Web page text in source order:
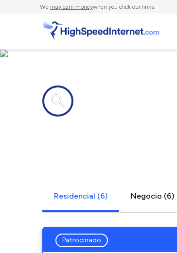
We may earn moneywhen you click our links.
Residencial (6) Negocio (6)
Patrocinado